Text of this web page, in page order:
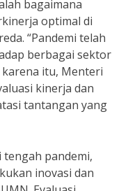
bagaimana
optimal di
“Pandemi telah
berbagai sektor
itu, Menteri
kinerja dan
tantangan yang
pandemi,
inovasi dan